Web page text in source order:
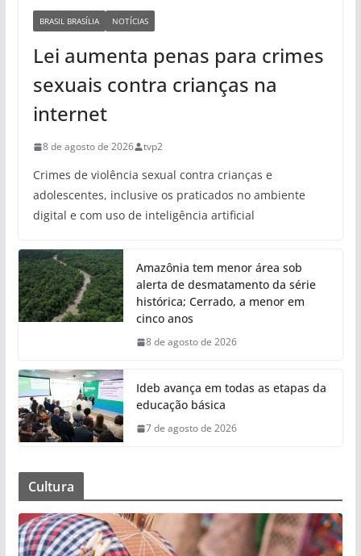
BRASIL BRASÍLIA NOTÍCIAS
Lei aumenta penas para crimes
sexuais contra crianças na
internet
8 de agosto de 2026 tvp2
Crimes de violência sexual contra crianças e
adolescentes, inclusive os praticados no ambiente
digital e com uso de inteligência artificial
Amazônia tem menor área sob
alerta de desmatamento da série
histórica; Cerrado, a menor em
cinco anos
8 de agosto de 2026
Ideb avança em todas as etapas da
educação básica
7 de agosto de 2026
Cultura